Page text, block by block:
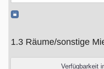
1.3 Räume/sonstige